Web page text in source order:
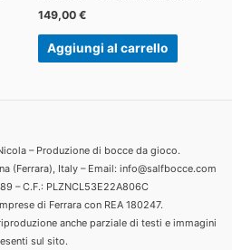
149,00 €
Aggiungi al carrello
– Produzione di bocce da gioco.
(Ferrara), Italy – Email: info@salfbocce.com
– C.F.: PLZNCL53E22A806C
di Ferrara con REA 180247.
anche parziale di testi e immagini
sul sito.